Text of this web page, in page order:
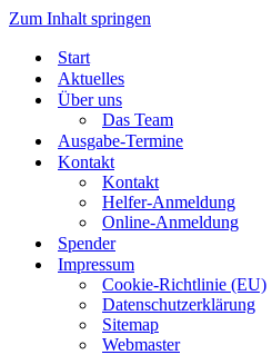
Zum Inhalt springen
Start
Aktuelles
Über uns
Das Team
Ausgabe-Termine
Kontakt
Kontakt
Helfer-Anmeldung
Online-Anmeldung
Spender
Impressum
Cookie-Richtlinie (EU)
Datenschutzerklärung
Sitemap
Webmaster